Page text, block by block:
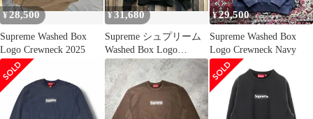
¥28,500
Supreme Washed Box
Logo Crewneck 2025
¥31,680
Supreme シュプリーム
Washed Box Logo
Crewneck スウェット ト
レーナー ブラック M
¥29,500
Supreme Washed Box
Logo Crewneck Navy